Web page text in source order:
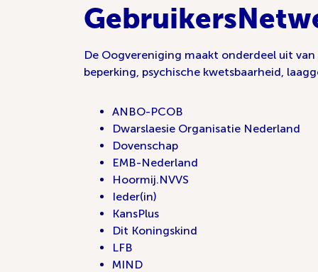
De Oogvereniging maakt onderdeel uit
beperking, psychische kwetsbaarheid,
ANBO-PCOB
Dwarslaesie Organisatie Nederland
Dovenschap
EMB-Nederland
Hoormij.NVVS
Ieder(in)
KansPlus
Dit Koningskind
LFB
MIND